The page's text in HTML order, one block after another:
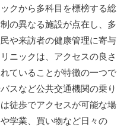
クから多科目を標榜する総
の異なる施設が点在し、多
や来訪者の健康管理に寄与
ニックは、アクセスの良さ
ていることが特徴の一つで
スなど公共交通機関の乗り
徒歩でアクセスが可能な場
学業、買い物など日々の